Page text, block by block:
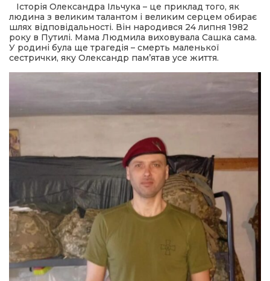
Історія Олександра Ільчука – це приклад того, як
людина з великим талантом і великим серцем обирає
шлях відповідальності. Він народився 24 липня 1982
року в Путилі. Мама Людмила виховувала Сашка сама.
У родині була ще трагедія – смерть маленької
сестрички, яку Олександр пам’ятав усе життя.